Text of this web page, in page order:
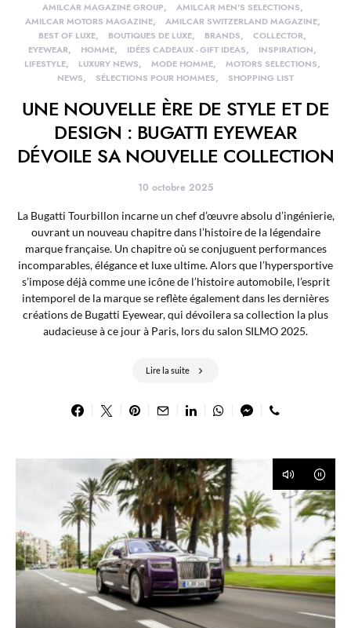
AMILCAR MAGAZINE GROUP
AMILCAR MEN'S SELECTIONS
AMILCAR MOTORS MAGAZINE
AMILCAR SWITZERLAND MAGAZINE
BEST OF LUXE
BOUTIQUES DE LUXE BRANDS
COLLECTOR
EYEWEAR
HOMME IDÉES CADEAUX - GIFT IDEAS
INSPIRATION
LIFESTYLE
LUXURY NEWS MODE HOMME
MOTORS SELECTIONS
NEWS
SÉLECTIONS POUR HOMMES SHOPPING LIST
UNE NOUVELLE ÈRE DE STYLE ET DE
DESIGN : BUGATTI EYEWEAR
DÉVOILE SA NOUVELLE COLLECTION
10 octobre 2025
La Bugatti Tourbillon incarne un chef d’œuvre absolu d’ingénierie,
ouvrant un nouveau chapitre dans l’histoire de la légendaire
marque française. Un chapitre où se conjuguent performances
incomparables, élégance et luxe ultime. Alors que l’hypersportive
s’impose déjà comme une icône de l’histoire automobile, l’esprit
intemporel de la marque se reflète également dans les dernières
créations de Bugatti Eyewear, qui dévoilera sa collection la plus
audacieuse à ce jour à Paris, lors du salon SILMO 2025.
Lire la suite